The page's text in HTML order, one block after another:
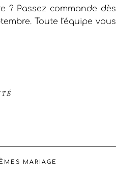
? Passez commande dès
Toute l’équipe vous
MARIAGE